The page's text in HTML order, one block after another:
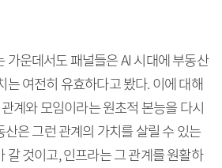
가운데서도 패널들은 AI 시대에 부동산
는 여전히 유효하다고 봤다. 이에 대해
계와 모임이라는 원초적 본능을 다시
산은 그런 관계의 가치를 살릴 수 있는
갈 것이고, 인프라는 그 관계를 원활하